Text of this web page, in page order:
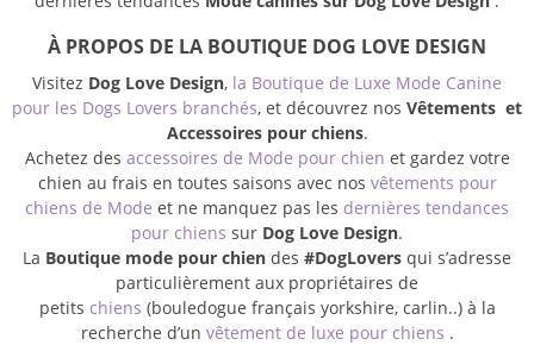
À PROPOS DE LA BOUTIQUE DOG LOVE DESIGN
Visitez Dog Love Design, la Boutique de Luxe Mode Canine
pour les Dogs Lovers branchés, et découvrez nos Vêtements et
Accessoires pour chiens.
Achetez des accessoires de Mode pour chien et gardez votre
chien au frais en toutes saisons avec nos vêtements pour
chiens de Mode et ne manquez pas les dernières tendances
pour chiens sur Dog Love Design.
La Boutique mode pour chien des #DogLovers qui s’adresse
particulièrement aux propriétaires de
petits chiens (bouledogue français yorkshire, carlin..) à la
recherche d’un vêtement de luxe pour chiens .